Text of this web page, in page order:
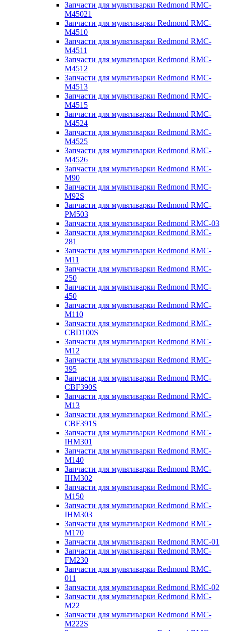
Запчасти для мультиварки Redmond RMC-
M45021
Запчасти для мультиварки Redmond RMC-
M4510
Запчасти для мультиварки Redmond RMC-
M4511
Запчасти для мультиварки Redmond RMC-
M4512
Запчасти для мультиварки Redmond RMC-
M4513
Запчасти для мультиварки Redmond RMC-
M4515
Запчасти для мультиварки Redmond RMC-
M4524
Запчасти для мультиварки Redmond RMC-
M4525
Запчасти для мультиварки Redmond RMC-
M4526
Запчасти для мультиварки Redmond RMC-
M90
Запчасти для мультиварки Redmond RMC-
M92S
Запчасти для мультиварки Redmond RMC-
PM503
Запчасти для мультиварки Redmond RMC-03
Запчасти для мультиварки Redmond RMC-
281
Запчасти для мультиварки Redmond RMC-
M11
Запчасти для мультиварки Redmond RMC-
250
Запчасти для мультиварки Redmond RMC-
450
Запчасти для мультиварки Redmond RMC-
M110
Запчасти для мультиварки Redmond RMC-
CBD100S
Запчасти для мультиварки Redmond RMC-
M12
Запчасти для мультиварки Redmond RMC-
395
Запчасти для мультиварки Redmond RMC-
CBF390S
Запчасти для мультиварки Redmond RMC-
M13
Запчасти для мультиварки Redmond RMC-
CBF391S
Запчасти для мультиварки Redmond RMC-
IHM301
Запчасти для мультиварки Redmond RMC-
M140
Запчасти для мультиварки Redmond RMC-
IHM302
Запчасти для мультиварки Redmond RMC-
M150
Запчасти для мультиварки Redmond RMC-
IHM303
Запчасти для мультиварки Redmond RMC-
M170
Запчасти для мультиварки Redmond RMC-01
Запчасти для мультиварки Redmond RMC-
FM230
Запчасти для мультиварки Redmond RMC-
011
Запчасти для мультиварки Redmond RMC-02
Запчасти для мультиварки Redmond RMC-
M22
Запчасти для мультиварки Redmond RMC-
M222S